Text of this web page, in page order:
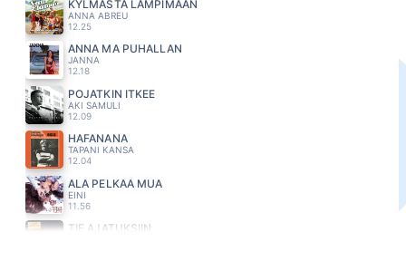
KYLMÄSTÄ LÄMPIMÄÄN
ANNA ABREU
12.25
ANNA MA PUHALLAN
JANNA
12.18
POJATKIN ITKEE
AKI SAMULI
12.09
HAFANANA
TAPANI KANSA
12.04
ÄLÄ PELKÄÄ MUA
EINI
11.56
TIE AJATUKSIIN